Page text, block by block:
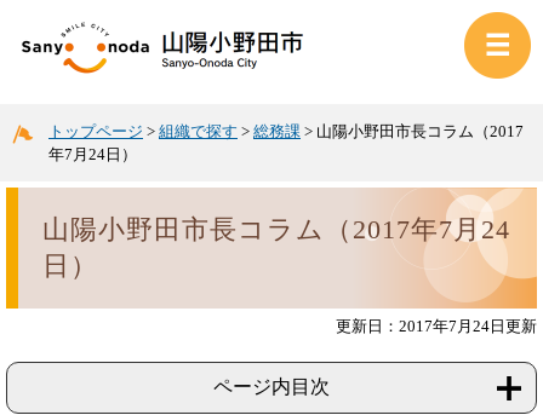
トップページ > 組織で探す > 総務課 > 山陽小野田市長コラム（2017
年7月24日）
山陽小野田市長コラム（2017年7月24
日）
更新日：2017年7月24日更新
ページ内目次